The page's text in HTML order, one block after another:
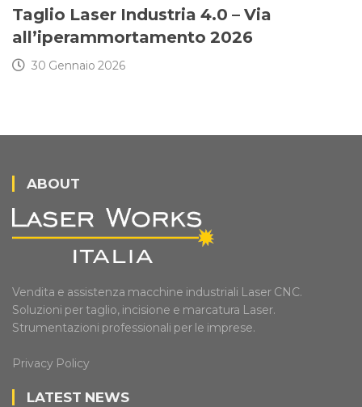
Taglio Laser Industria 4.0 – Via
all’iperammortamento 2026
30 Gennaio 2026
ABOUT
Vendita e assistenza macchine industriali Laser CNC.
Soluzioni per taglio, incisione e marcatura Laser.
Strumentazioni professionali per le imprese.
Privacy Policy
LATEST NEWS